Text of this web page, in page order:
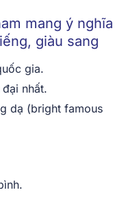
mang ý nghĩa
giàu sang
gia.
nhất.
dạ (bright famous